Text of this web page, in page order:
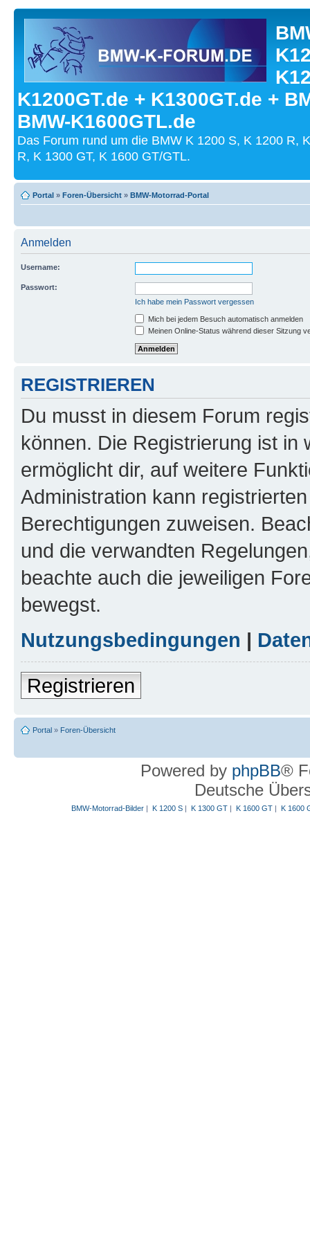
K1200GT.de + K1300GT.de +
BMW-K1600GTL.de
Das Forum rund um die BMW K 1200 S, K 1200 R,
R, K 1300 GT, K 1600 GT/GTL.
Portal » Foren-Übersicht » BMW-Motorrad-Portal
Anmelden
Username:
Passwort:
Ich habe mein Passwort vergessen
Mich bei jedem Besuch automatisch anmelden
Meinen Online-Status während dieser Sitzung
REGISTRIEREN
Du musst in diesem Forum
können. Die Registrierung ist in
ermöglicht dir, auf weitere
Administration kann
Berechtigungen zuweisen.
und die verwandten
beachte auch die jeweiligen
bewegst.
Nutzungsbedingungen |
Registrieren
Portal » Foren-Übersicht
Powered by phpBB®
Deutsche
BMW-Motorrad-Bilder| K 1200 S| K 1300 GT| K 1600 GT| K 1600